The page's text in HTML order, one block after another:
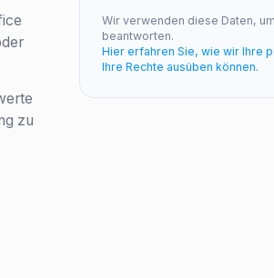
zu
Wir verwenden diese Daten,
beantworten.
Hier erfahren Sie, wie wir Ihre
Ihre Rechte ausüben können.